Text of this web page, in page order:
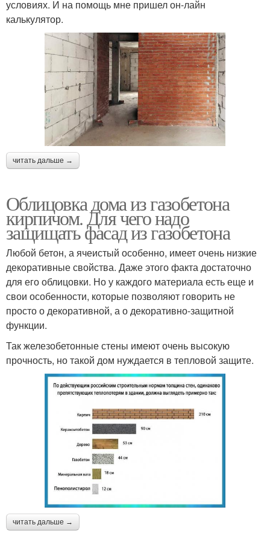
условиях. И на помощь мне пришел он-лайн
калькулятор.
читать дальше →
Облицовка дома из газобетона
кирпичом. Для чего надо
защищать фасад из газобетона
Любой бетон, а ячеистый особенно, имеет очень низкие
декоративные свойства. Даже этого факта достаточно
для его облицовки. Но у каждого материала есть еще и
свои особенности, которые позволяют говорить не
просто о декоративной, а о декоративно-защитной
функции.
Так железобетонные стены имеют очень высокую
прочность, но такой дом нуждается в тепловой защите.
читать дальше →